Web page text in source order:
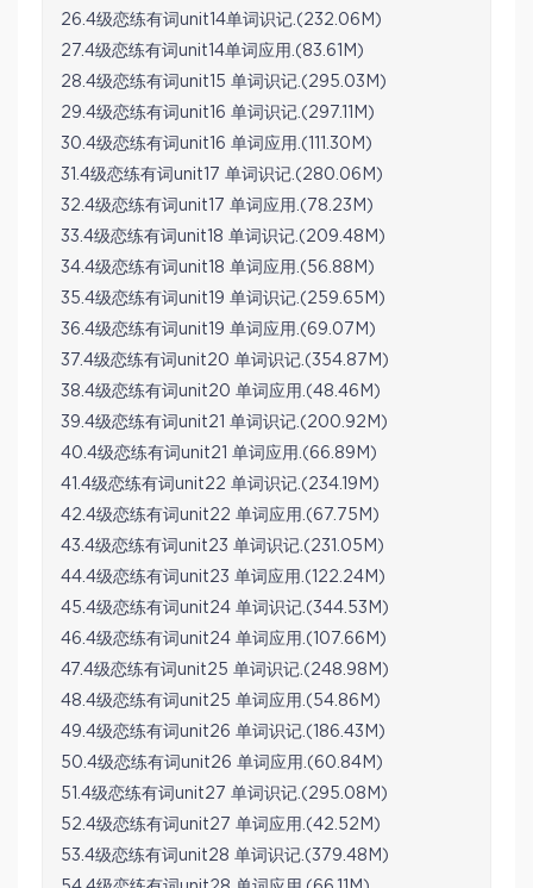
26.4级恋练有词unit14单词识记.(232.06M)
27.4级恋练有词unit14单词应用.(83.61M)
28.4级恋练有词unit15 单词识记.(295.03M)
29.4级恋练有词unit16 单词识记.(297.11M)
30.4级恋练有词unit16 单词应用.(111.30M)
31.4级恋练有词unit17 单词识记.(280.06M)
32.4级恋练有词unit17 单词应用.(78.23M)
33.4级恋练有词unit18 单词识记.(209.48M)
34.4级恋练有词unit18 单词应用.(56.88M)
35.4级恋练有词unit19 单词识记.(259.65M)
36.4级恋练有词unit19 单词应用.(69.07M)
37.4级恋练有词unit20 单词识记.(354.87M)
38.4级恋练有词unit20 单词应用.(48.46M)
39.4级恋练有词unit21 单词识记.(200.92M)
40.4级恋练有词unit21 单词应用.(66.89M)
41.4级恋练有词unit22 单词识记.(234.19M)
42.4级恋练有词unit22 单词应用.(67.75M)
43.4级恋练有词unit23 单词识记.(231.05M)
44.4级恋练有词unit23 单词应用.(122.24M)
45.4级恋练有词unit24 单词识记.(344.53M)
46.4级恋练有词unit24 单词应用.(107.66M)
47.4级恋练有词unit25 单词识记.(248.98M)
48.4级恋练有词unit25 单词应用.(54.86M)
49.4级恋练有词unit26 单词识记.(186.43M)
50.4级恋练有词unit26 单词应用.(60.84M)
51.4级恋练有词unit27 单词识记.(295.08M)
52.4级恋练有词unit27 单词应用.(42.52M)
53.4级恋练有词unit28 单词识记.(379.48M)